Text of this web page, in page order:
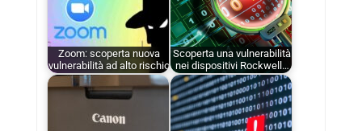
Zoom: scoperta nuova
vulnerabilità ad alto rischio
Scoperta una vulnerabilità
nei dispositivi Rockwell…